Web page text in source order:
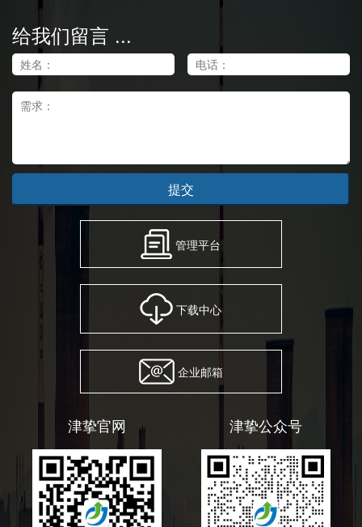
给我们留言 ...
提交
管理平台
下载中心
企业邮箱
津挚官网 津挚公众号